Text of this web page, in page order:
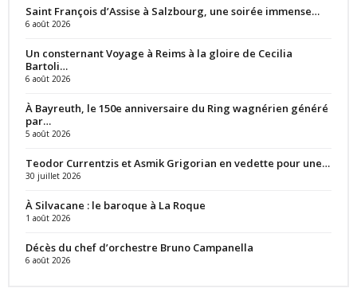
Saint François d’Assise à Salzbourg, une soirée immense…
6 août 2026
Un consternant Voyage à Reims à la gloire de Cecilia
Bartoli…
6 août 2026
À Bayreuth, le 150e anniversaire du Ring wagnérien généré
par…
5 août 2026
Teodor Currentzis et Asmik Grigorian en vedette pour une…
30 juillet 2026
À Silvacane : le baroque à La Roque
1 août 2026
Décès du chef d’orchestre Bruno Campanella
6 août 2026